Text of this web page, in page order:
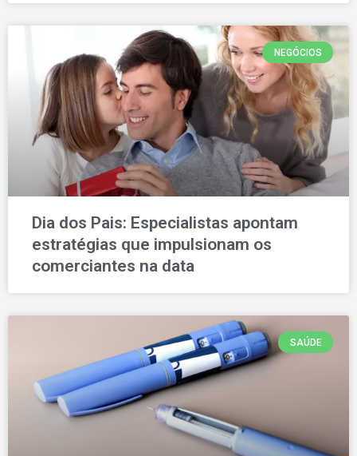
NEGÓCIOS
Dia dos Pais: Especialistas apontam
estratégias que impulsionam os
comerciantes na data
SAÚDE